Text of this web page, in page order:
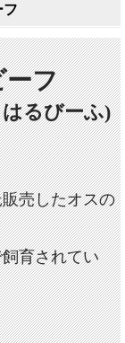
フ
ーフ
るびーふ)
売したオスの
育されてい